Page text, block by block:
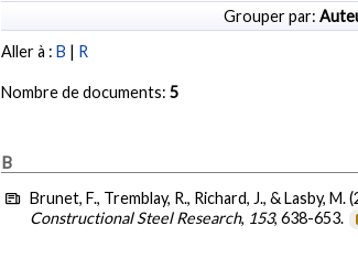
Grouper par:
Aller à :B | R
Nombre de documents:5
B
Brunet, F., Tremblay, R., Richard, J., & Lasby, M.
Constructional Steel Research, 153, 638-653.